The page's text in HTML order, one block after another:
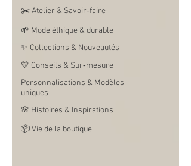
✂️ Atelier & Savoir‑faire
🌱 Mode éthique & durable
✨ Collections & Nouveautés
💛 Conseils & Sur‑mesure
Personnalisations & Modèles
uniques
🌸 Histoires & Inspirations
📦 Vie de la boutique